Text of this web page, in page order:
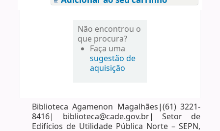
Não encontrou o
que procura?
Faça uma
sugestão de
aquisição
Biblioteca Agamenon Magalhães|(61) 3221-
8416| biblioteca@cade.gov.br| Setor de
Edifícios de Utilidade Pública Norte – SEPN,